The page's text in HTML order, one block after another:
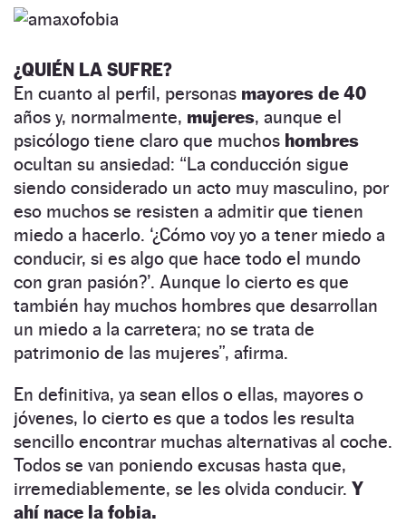
¿QUIÉN LA SUFRE?
En cuanto al perfil, personas mayores de 40
años y, normalmente, mujeres, aunque el
psicólogo tiene claro que muchos hombres
ocultan su ansiedad: “La conducción sigue
siendo considerado un acto muy masculino, por
eso muchos se resisten a admitir que tienen
miedo a hacerlo. ‘¿Cómo voy yo a tener miedo a
conducir, si es algo que hace todo el mundo
con gran pasión?’. Aunque lo cierto es que
también hay muchos hombres que desarrollan
un miedo a la carretera; no se trata de
patrimonio de las mujeres”, afirma.
En definitiva, ya sean ellos o ellas, mayores o
jóvenes, lo cierto es que a todos les resulta
sencillo encontrar muchas alternativas al coche.
Todos se van poniendo excusas hasta que,
irremediablemente, se les olvida conducir. Y
ahí nace la fobia.